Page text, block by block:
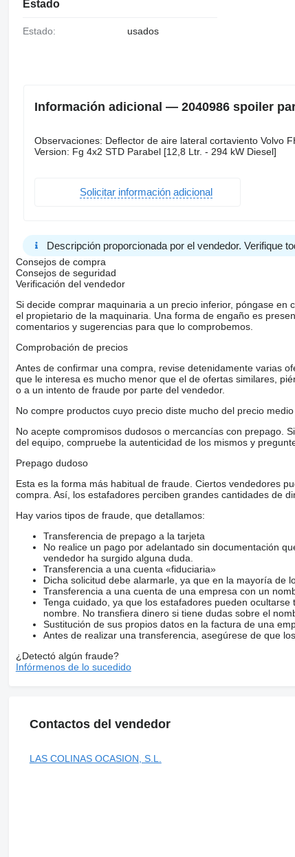
Estado
Estado: usados
Información adicional — 2040986 spoiler
Observaciones: Deflector de aire lateral cortaviento Volvo
Version: Fg 4x2 STD Parabel [12,8 Ltr. - 294 kW Diesel]
Solicitar información adicional
Descripción proporcionada por el vendedor. Verifique
Consejos de compra
Consejos de seguridad
Verificación del vendedor
Si decide comprar maquinaria a un precio inferior, póngase
el propietario de la maquinaria. Una forma de engaño es
comentarios y sugerencias para que lo comprobemos.
Comprobación de precios
Antes de confirmar una compra, revise detenidamente varias
que le interesa es mucho menor que el de ofertas similares,
o a un intento de fraude por parte del vendedor.
No compre productos cuyo precio diste mucho del precio
No acepte compromisos dudosos o mercancías con prepago.
del equipo, compruebe la autenticidad de los mismos y
Prepago dudoso
Esta es la forma más habitual de fraude. Ciertos vendedores
compra. Así, los estafadores perciben grandes cantidades de
Hay varios tipos de fraude, que detallamos:
Transferencia de prepago a la tarjeta
No realice un pago por adelantado sin documentación
vendedor ha surgido alguna duda.
Transferencia a una cuenta «fiduciaria»
Dicha solicitud debe alarmarle, ya que en la mayoría de
Transferencia a una cuenta de una empresa con un
Tenga cuidado, ya que los estafadores pueden
nombre. No transfiera dinero si tiene dudas sobre el
Sustitución de sus propios datos en la factura de una
Antes de realizar una transferencia, asegúrese de que
¿Detectó algún fraude?
Infórmenos de lo sucedido
Contactos del vendedor
LAS COLINAS OCASION, S.L.